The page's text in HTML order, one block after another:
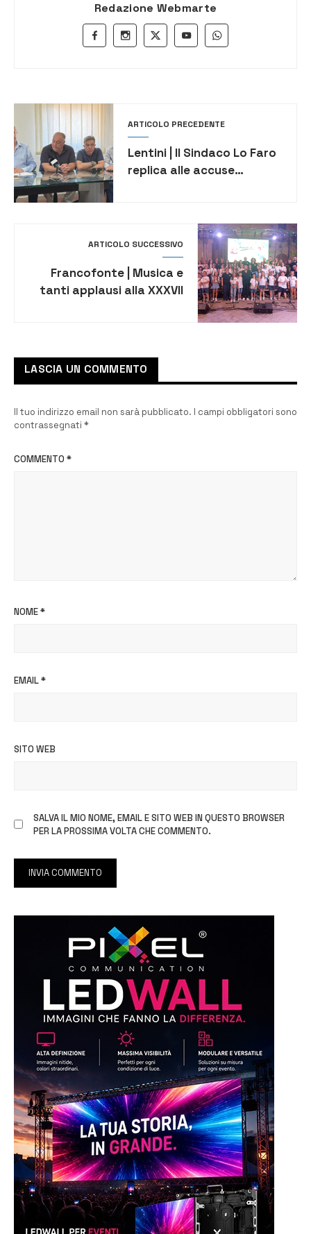
Redazione Webmarte
ARTICOLO PRECEDENTE
Lentini | Il Sindaco Lo Faro
replica alle accuse
ARTICOLO SUCCESSIVO
Francofonte | Musica e
tanti applausi alla XXXVII
LASCIA UN COMMENTO
Il tuo indirizzo email non sarà pubblicato. I campi obbligatori sono
contrassegnati *
COMMENTO *
NOME*
EMAIL*
SITO WEB
SALVA IL MIO NOME, EMAIL E SITO WEB IN QUESTO BROWSER
PER LA PROSSIMA VOLTA CHE COMMENTO.